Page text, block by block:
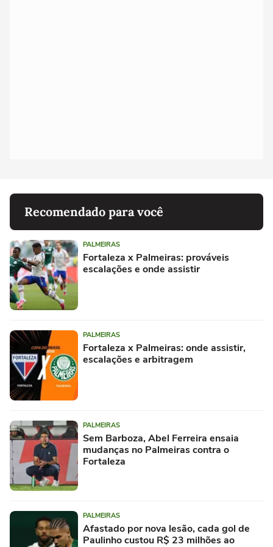
Recomendado para você
PALMEIRAS
Fortaleza x Palmeiras: prováveis
escalações e onde assistir
PALMEIRAS
Fortaleza x Palmeiras: onde assistir,
escalações e arbitragem
PALMEIRAS
Sem Barboza, Abel Ferreira ensaia
mudanças no Palmeiras contra o
Fortaleza
PALMEIRAS
Afastado por nova lesão, cada gol de
Paulinho custou R$ 23 milhões ao